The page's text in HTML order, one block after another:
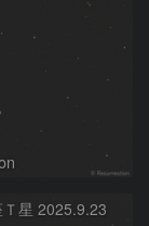
星 2025.9.23